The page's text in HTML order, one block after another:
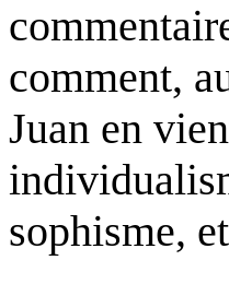
comment,
Juan en
sophisme,